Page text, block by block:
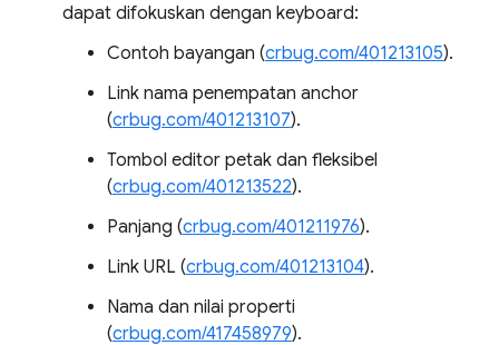
dapat difokuskan dengan keyboard:
Contoh bayangan (crbug.com/401213105).
Link nama penempatan anchor
(crbug.com/401213107).
Tombol editor petak dan fleksibel
(crbug.com/401213522).
Panjang (crbug.com/401211976).
Link URL (crbug.com/401213104).
Nama dan nilai properti
(crbug.com/417458979).